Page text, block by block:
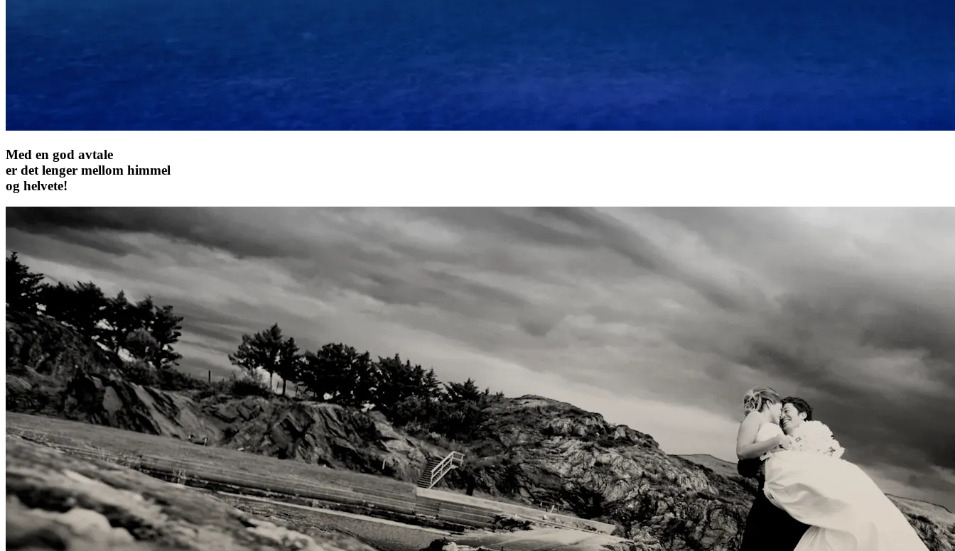
Med en god avtale
er det lenger mellom himmel
og helvete!